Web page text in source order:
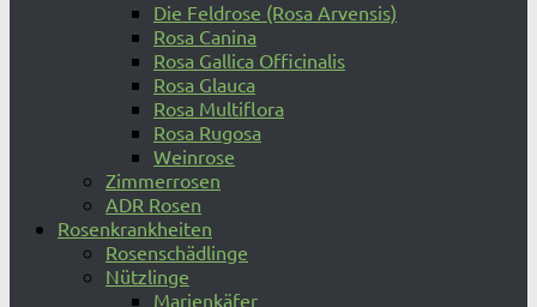
Die Feldrose (Rosa Arvensis)
Rosa Canina
Rosa Gallica Officinalis
Rosa Glauca
Rosa Multiflora
Rosa Rugosa
Weinrose
Zimmerrosen
ADR Rosen
Rosenkrankheiten
Rosenschädlinge
Nützlinge
Marienkäfer